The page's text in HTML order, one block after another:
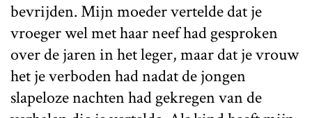
bevrijden. Mijn moeder vertelde dat je
vroeger wel met haar neef had gesproken
over de jaren in het leger, maar dat je vrouw
het je verboden had nadat de jongen
slapeloze nachten had gekregen van de